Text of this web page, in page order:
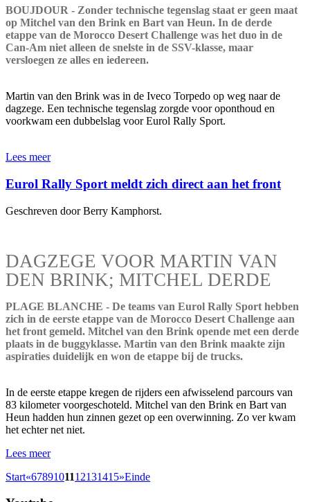
BOUJDOUR - Zonder technische tegenslag staat er geen maat
op Mitchel van den Brink en Bart van Heun. In de derde
etappe van de Morocco Desert Challenge was het duo in de
Can-Am niet alleen de snelste in de SSV-klasse, maar
versloegen ze alles en iedereen.
Martin van den Brink was in de Iveco Torpedo op weg naar de
dagzege. Een technische tegenslag zorgde voor oponthoud en
voorkwam een dubbelslag voor Eurol Rally Sport.
Lees meer
Eurol Rally Sport meldt zich direct aan het front
Geschreven door Berry Kamphorst.
DAGZEGE VOOR MARTIN VAN
DEN BRINK; MITCHEL DERDE
PLAGE BLANCHE - De teams van Eurol Rally Sport hebben
zich in de eerste etappe van de Morocco Desert Challenge aan
het front gemeld. Mitchel van den Brink opende met een derde
plaats in de buggyklasse. Martin van den Brink maakte zijn
aspiraties duidelijk en won de etappe bij de trucks.
In de eerste etappe kregen de rijders een afwisselend parcours van
83 kilometer voorgeschoteld. Mitchel van den Brink en Bart van
Heun hadden hun zinnen gezet op een overwinning. Zo ver kwam
het echter net niet.
Lees meer
Start«6789101112131415»Einde